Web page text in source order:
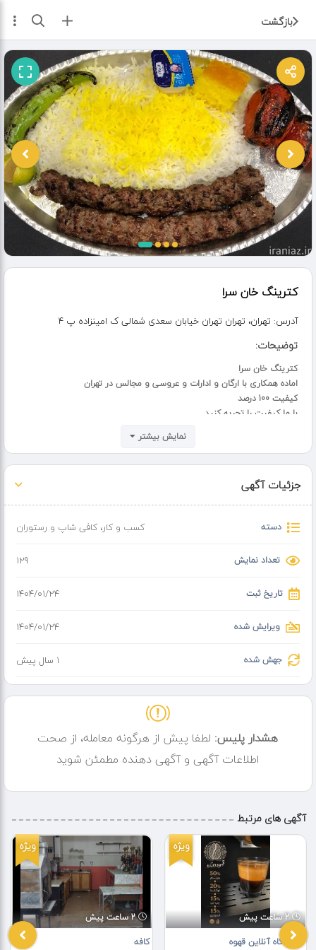
بازگشت ثبت آگهی
کترینگ خان سرا
آدرس: تهران، تهران تهران خیابان سعدی شمالی ک امینزاده پ 4
توضیحات:
کترینگ خان سرا
اماده همکاری با ارگان و ادارات و عروسی و مجالس در تهران
کیفیت 100 درصد
با ما کیفیت را تجربه کنید
نمایش بیشتر
جزئیات آگهی
دسته کسب و کار،کافی شاپ و رستوران
تعداد نمایش 129
تاریخ ثبت ۱۴۰۴/۰۱/۲۴
ویرایش شده ۱۴۰۴/۰۱/۲۴
جهش شده 1 سال پیش
هشدار پلیس: لطفا پیش از هرگونه معامله، از صحت
اطلاعات آگهی و آگهی دهنده مطمئن شوید
آگهی های مرتبط
ویژه
2 ساعت پیش
کافه
ویژه
2 ساعت پیش
فروشگاه آنلاین قهوه